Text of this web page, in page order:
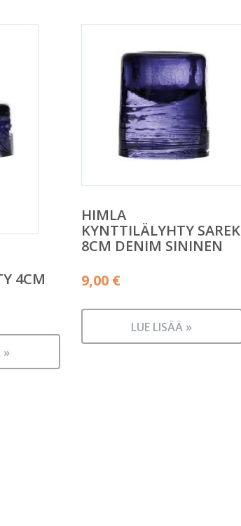
4CM
»
HIMLA
KYNTTILÄLYHTY SAREK
8CM DENIM SININEN
9,00 €
LUE LISÄÄ »